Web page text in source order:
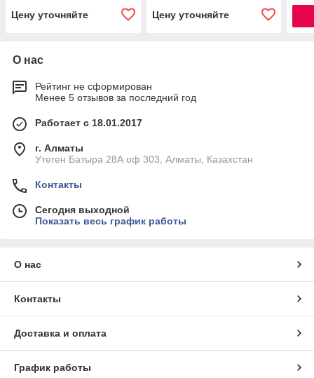
Цену уточняйте Цену уточняйте
О нас
Рейтинг не сформирован
Менее 5 отзывов за последний год
Работает с 18.01.2017
г. Алматы
Утеген Батыра 28А оф 303, Алматы, Казахстан
Контакты
Сегодня выходной
Показать весь график работы
О нас
Контакты
Доставка и оплата
График работы